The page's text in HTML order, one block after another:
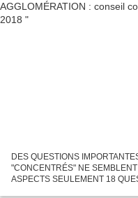
DES QUESTIONS
"CONCENTRÉS" NE
ASPECTS SEULEMENT 18 QUESTIONS À L'ORDRE DU JOUR DE CE